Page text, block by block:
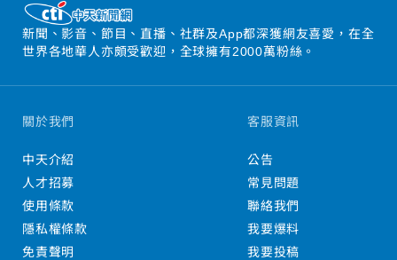
新聞、影音、節目、直播、社群及App都深獲網友喜愛，在全
世界各地華人亦頗受歡迎，全球擁有2000萬粉絲。
關於我們
中天介紹
人才招募
使用條款
隱私權條款
免責聲明
客服資訊
公告
常見問題
聯絡我們
我要爆料
我要投稿